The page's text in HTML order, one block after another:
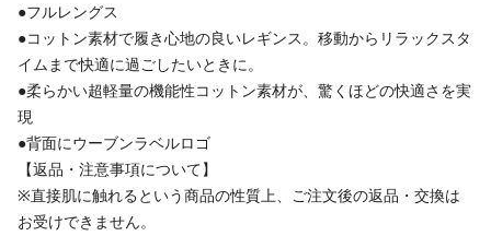
●フルレングス
●コットン素材で履き心地の良いレギンス。移動からリラックスタ
イムまで快適に過ごしたいときに。
●柔らかい超軽量の機能性コットン素材が、驚くほどの快適さを実
現
●背面にウーブンラベルロゴ
【返品・注意事項について】
※直接肌に触れるという商品の性質上、ご注文後の返品・交換は
お受けできません。